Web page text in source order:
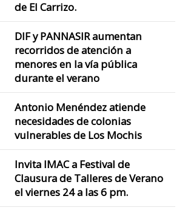
de El Carrizo.
DIF y PANNASIR aumentan
recorridos de atención a
menores en la vía pública
durante el verano
Antonio Menéndez atiende
necesidades de colonias
vulnerables de Los Mochis
Invita IMAC a Festival de
Clausura de Talleres de Verano
el viernes 24 a las 6 pm.